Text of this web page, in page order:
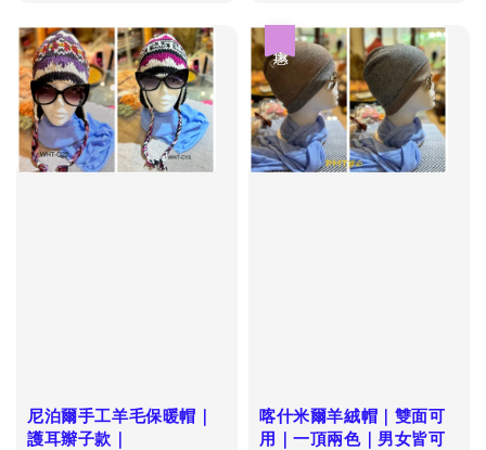
尼泊爾手工羊毛保暖帽｜
護耳辮子款｜
喀什米爾羊絨帽｜雙面可
用｜一頂兩色｜男女皆可